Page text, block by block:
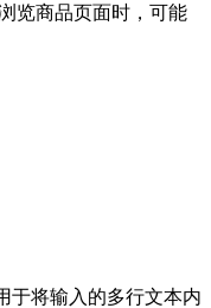
览商品页面时，可能
于将输入的多行文本内